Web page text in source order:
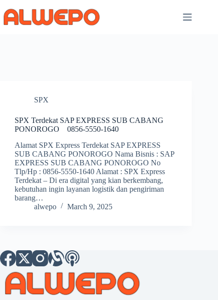
to
content
SPX
SPX Terdekat SAP EXPRESS SUB CABANG
PONOROGO 0856-5550-1640
Alamat SPX Express Terdekat SAP EXPRESS
SUB CABANG PONOROGO Nama Bisnis : SAP
EXPRESS SUB CABANG PONOROGO No
Tlp/Hp : 0856-5550-1640 Alamat : SPX Express
Terdekat – Di era digital yang kian berkembang,
kebutuhan ingin layanan logistik dan pengiriman
barang…
alwepo
March 9, 2025